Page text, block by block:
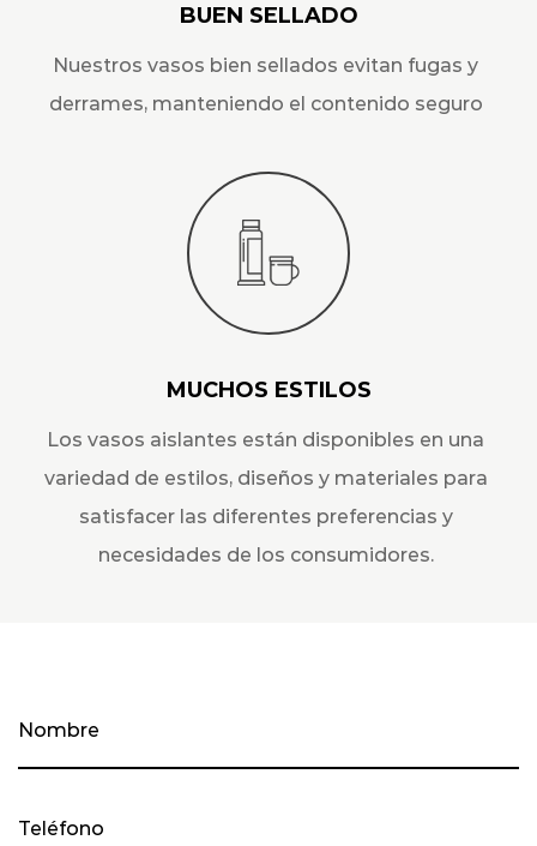
BUEN SELLADO
Nuestros vasos bien sellados evitan fugas y
derrames, manteniendo el contenido seguro
MUCHOS ESTILOS
Los vasos aislantes están disponibles en una
variedad de estilos, diseños y materiales para
satisfacer las diferentes preferencias y
necesidades de los consumidores.